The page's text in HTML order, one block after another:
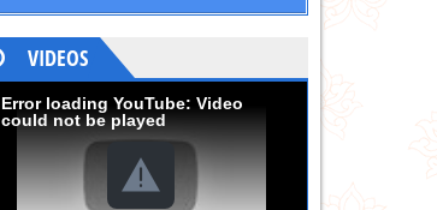
VIDEOS
Error loading YouTube: Video
could not be played